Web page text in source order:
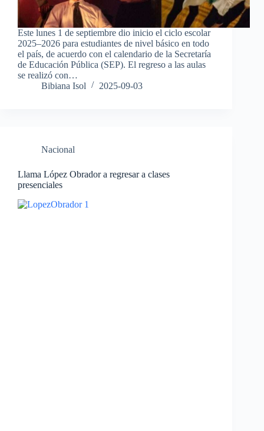
Este lunes 1 de septiembre dio inicio el ciclo escolar
2025–2026 para estudiantes de nivel básico en todo
el país, de acuerdo con el calendario de la Secretaría
de Educación Pública (SEP). El regreso a las aulas
se realizó con…
Bibiana Isol
2025-09-03
Nacional
Llama López Obrador a regresar a clases
presenciales